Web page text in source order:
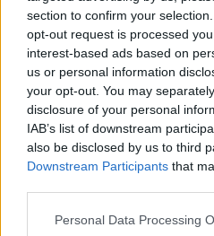
section to confirm your
opt-out request is processed
interest-based ads based on
us or personal information
your opt-out. You may
disclosure of your personal
IAB’s list of downstream
also be disclosed by us to third
Downstream Participants that
Personal Data Processing
άρχισαν να εκτελούν
χορογραφίες για τον
διάσημο χορό, υπό
YMCA.
Ωστόσο, μία φιγούρα
ενδιαφέρον... Μία νεαρή